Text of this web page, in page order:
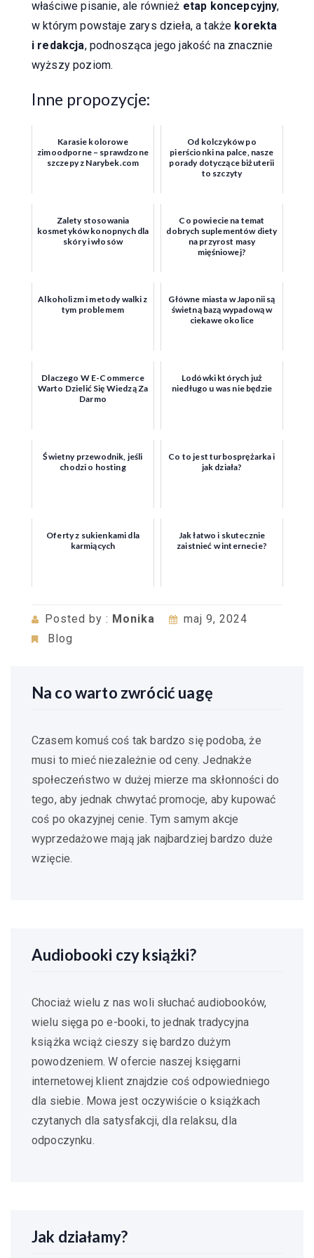
właściwe pisanie, ale również etap koncepcyjny,
w którym powstaje zarys dzieła, a także korekta
i redakcja, podnosząca jego jakość na znacznie
wyższy poziom.
Inne propozycje:
Karasie kolorowe
zimoodporne – sprawdzone
szczepy z Narybek.com
Od kolczyków po
pierścionki na palce, nasze
porady dotyczące biżuterii
to szczyty
Zalety stosowania
kosmetyków konopnych dla
skóry i włosów
Co powiecie na temat
dobrych suplementów diety
na przyrost masy
mięśniowej?
Alkoholizm i metody walki z
tym problemem
Główne miasta w Japonii są
świetną bazą wypadową w
ciekawe okolice
Dlaczego W E-Commerce
Warto Dzielić Się Wiedzą Za
Darmo
Lodówki których już
niedługo u was nie będzie
Świetny przewodnik, jeśli
chodzi o hosting
Co to jest turbosprężarka i
jak działa?
Oferty z sukienkami dla
karmiących
Jak łatwo i skutecznie
zaistnieć w internecie?
Posted by : Monika
maj 9, 2024
Blog
Na co warto zwrócić uagę
Czasem komuś coś tak bardzo się podoba, że
musi to mieć niezależnie od ceny. Jednakże
społeczeństwo w dużej mierze ma skłonności do
tego, aby jednak chwytać promocje, aby kupować
coś po okazyjnej cenie. Tym samym akcje
wyprzedażowe mają jak najbardziej bardzo duże
wzięcie.
Audiobooki czy książki?
Chociaż wielu z nas woli słuchać audiobooków,
wielu sięga po e-booki, to jednak tradycyjna
książka wciąż cieszy się bardzo dużym
powodzeniem. W ofercie naszej księgarni
internetowej klient znajdzie coś odpowiedniego
dla siebie. Mowa jest oczywiście o książkach
czytanych dla satysfakcji, dla relaksu, dla
odpoczynku.
Jak działamy?